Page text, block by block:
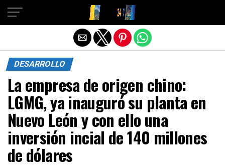
DESARROLLO
La empresa de origen chino:
LGMG, ya inauguró su planta en
Nuevo León y con ello una
inversión incial de 140 millones
de dólares
Salir de la versión móvil